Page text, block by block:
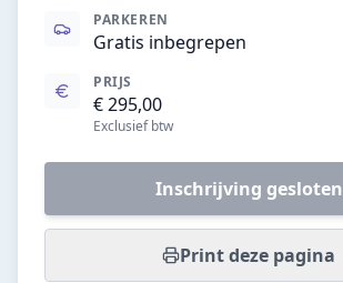
PARKEREN
Gratis inbegrepen
PRIJS
€ 295,00
Exclusief btw
Inschrijving gesloten
Print deze pagina